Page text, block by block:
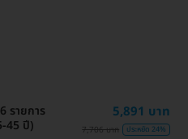
รายการ
45 ปี)
5,891 บาท
7,706 บาท ประหยัด 24%